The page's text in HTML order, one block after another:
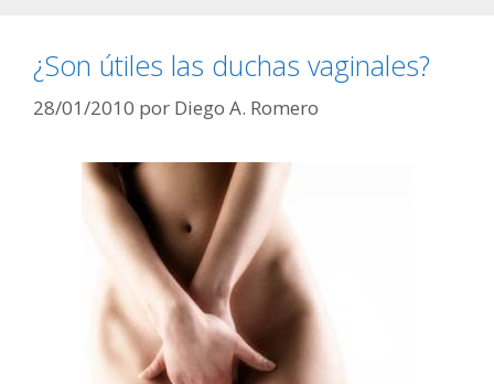
¿Son útiles las duchas vaginales?
28/01/2010 por Diego A. Romero